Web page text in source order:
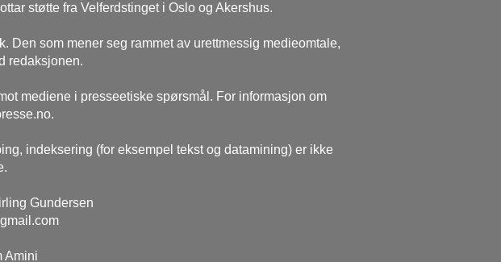
støtte fra Velferdstinget i Oslo og Akershus.
som mener seg rammet av urettmessig medieomtale,
redaksjonen.
mediene i presseetiske spørsmål. For informasjon om
indeksering (for eksempel tekst og datamining) er ikke
Gundersen
Amini